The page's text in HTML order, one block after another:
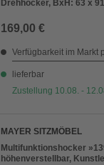
Drehhocker, BxH: 63 x
169,00 €
Verfügbarkeit im Markt
lieferbar
Zustellung 10.08. -
MAYER SITZMÖBEL
Multifunktionshocker
höhenverstellbar,